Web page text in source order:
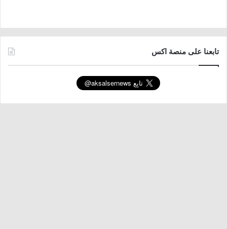
تابعنا على منصة اكس